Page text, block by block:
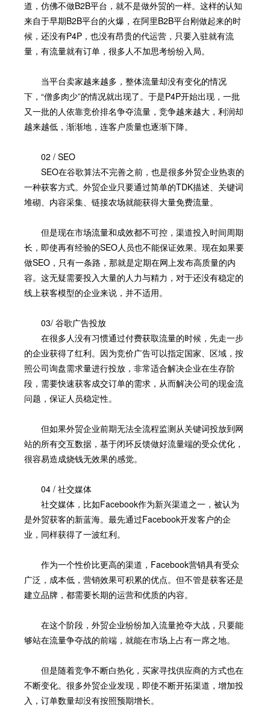
道，仿佛不做B2B平台，就不是做外贸的一样。这样的认知
来自于早期B2B平台的火爆，在阿里B2B平台刚做起来的时
候，还没有P4P，也没有昂贵的代运营，只要入驻就有流
量，有流量就有订单，很多人不加思考纷纷入局。
当平台卖家越来越多，整体流量却没有变化的情况
下，“僧多肉少”的情况就出现了。于是P4P开始出现，一批
又一批的人依靠竞价排名争夺流量，竞争越来越大，利润却
越来越低，渐渐地，连客户质量也逐渐下降。
02 / SEO
SEO在谷歌算法不完善之前，也是很多外贸企业热衷的
一种获客方式。外贸企业只要通过简单的TDK描述、关键词
堆砌、内容采集、链接农场就能获得大量免费流量。
但是现在市场流量和成效都不可控，渠道投入时间周期
长，即使再有经验的SEO人员也不能保证效果。现在如果要
做SEO，只有一条路，那就是定期在网上发布高质量的内
容。这无疑需要投入大量的人力与精力，对于还没有稳定的
线上获客模型的企业来说，并不适用。
03/ 谷歌广告投放
在很多人没有习惯通过付费获取流量的时候，先走一步
的企业获得了红利。因为竞价广告可以指定国家、区域，按
照公司询盘需求量进行投放，非常适合解决企业在生存阶
段，需要快速获客成交订单的需求，从而解决公司的现金流
问题，保证人员稳定性。
但如果外贸企业前期无法全流程监测从关键词投放到网
站的所有交互数据，基于闭环反馈做好流量端的受众优化，
很容易造成烧钱无效果的感觉。
04 / 社交媒体
社交媒体，比如Facebook作为新兴渠道之一，被认为
是外贸获客的新蓝海。最先通过Facebook开发客户的企
业，同样获得了一波红利。
作为一个性价比更高的渠道，Facebook营销具有受众
广泛，成本低，营销效果可积累的优点。但不管是获客还是
建立品牌，都需要长期的运营和优质的内容。
在这个阶段，外贸企业纷纷加入流量抢夺大战，只要能
够站在流量争夺战的前端，就能在市场上占有一席之地。
但是随着竞争不断白热化，买家寻找供应商的方式也在
不断变化。很多外贸企业发现，即使不断开拓渠道，增加投
入，订单数量却没有按照预期增长。